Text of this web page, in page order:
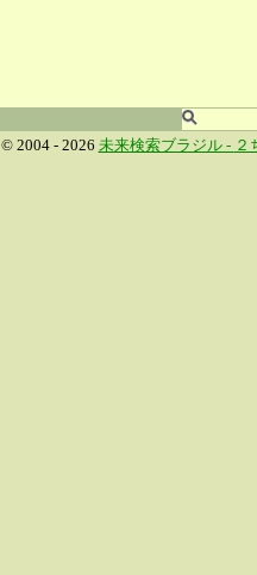
© 2004 - 2026 未来検索ブラジル - ２